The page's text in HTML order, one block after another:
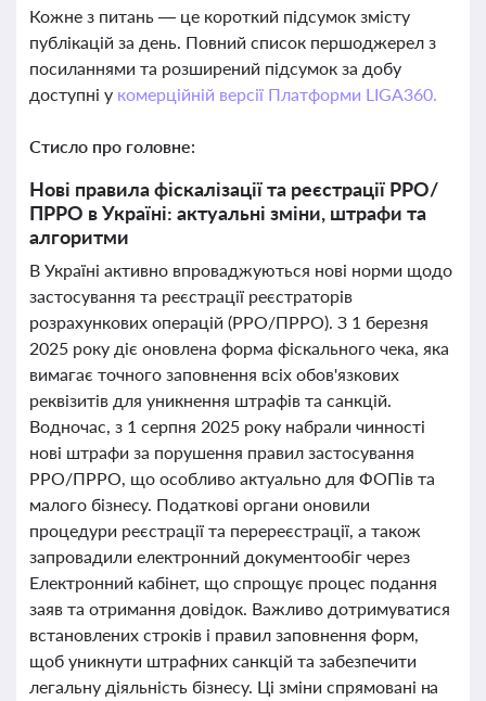
Кожне з питань — це короткий підсумок змісту
публікацій за день. Повний список першоджерел з
посиланнями та розширений підсумок за добу
доступні у комерційній версії Платформи LIGA360.
Стисло про головне:
Нові правила фіскалізації та реєстрації РРО/
ПРРО в Україні: актуальні зміни, штрафи та
алгоритми
В Україні активно впроваджуються нові норми щодо
застосування та реєстрації реєстраторів
розрахункових операцій (РРО/ПРРО). З 1 березня
2025 року діє оновлена форма фіскального чека, яка
вимагає точного заповнення всіх обов'язкових
реквізитів для уникнення штрафів та санкцій.
Водночас, з 1 серпня 2025 року набрали чинності
нові штрафи за порушення правил застосування
РРО/ПРРО, що особливо актуально для ФОПів та
малого бізнесу. Податкові органи оновили
процедури реєстрації та перереєстрації, а також
запровадили електронний документообіг через
Електронний кабінет, що спрощує процес подання
заяв та отримання довідок. Важливо дотримуватися
встановлених строків і правил заповнення форм,
щоб уникнути штрафних санкцій та забезпечити
легальну діяльність бізнесу. Ці зміни спрямовані на